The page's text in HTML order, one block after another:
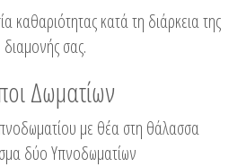
καθαριότητας κατά τη διάρκεια της
διαμονής σας.
Δωματίων
με θέα στη θάλασσα
δύο Υπνοδωματίων